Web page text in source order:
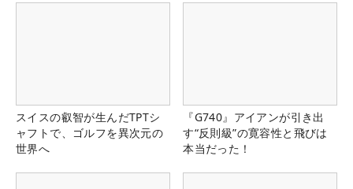
スイスの叡智が生んだTPTシ
ャフトで、ゴルフを異次元の
世界へ
『G740』アイアンが引き出
す“反則級”の寛容性と飛びは
本当だった！